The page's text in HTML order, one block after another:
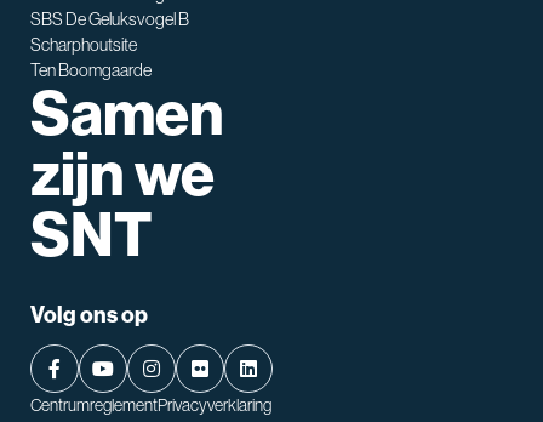
SBS De Geluksvogel B
Scharphoutsite
Ten Boomgaarde
Samen
zijn we
SNT
Volg ons op
CentrumreglementPrivacyverklaring